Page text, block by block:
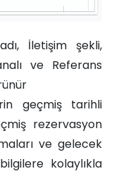
İletişim şekli,
ve Referans
geçmiş tarihli
rezervasyon
ve gelecek
kolaylıkla